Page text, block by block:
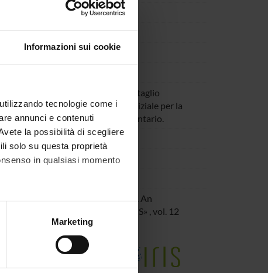
Informazioni sui cookie
tecnologie come i
annunci e contenuti
la possibilità di scegliere
solo su questa proprietà
in qualsiasi momento
metro,Marketing
e utile monografia con taglio
interessato un quadro iniziale per la
contesto storico e documentario.
J. Wintjes — Lords of Asia Minor. An
«BIBLIOTHECA ORIENTALIS» , vol. 12
della Ricerca di Ateneo